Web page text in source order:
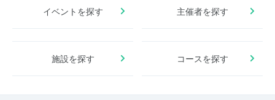
イベントを探す 主催者を探す
施設を探す コースを探す